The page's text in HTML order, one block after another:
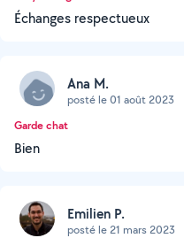
Échanges respectueux
Ana M.
posté le 01 août 2023
Garde chat
Bien
Emilien P.
posté le 21 mars 2023